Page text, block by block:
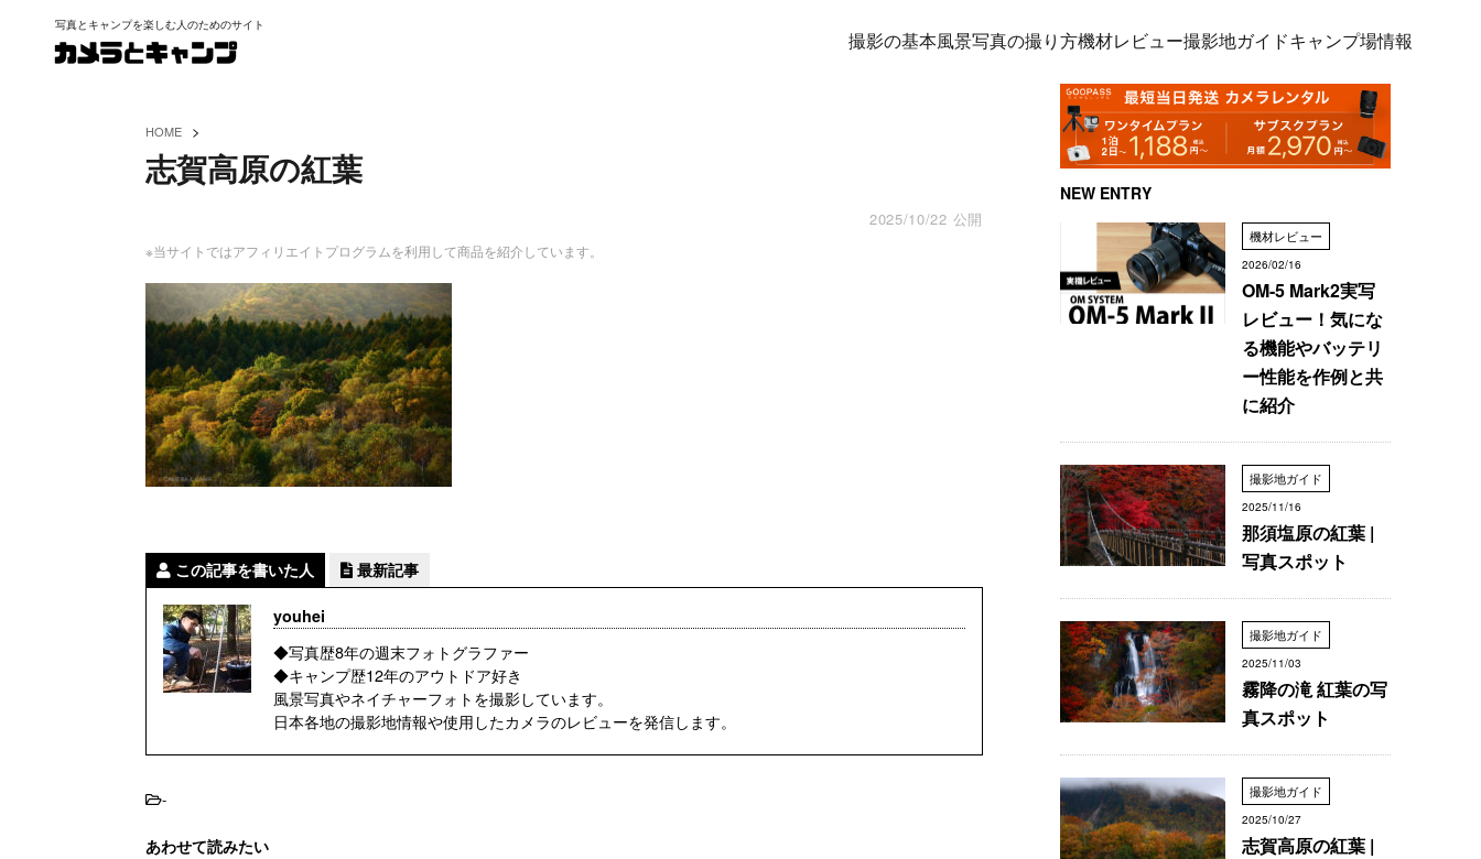
写真とキャンプを楽しむ人のためのサイト
撮影の基本風景写真の撮り方機材レビュー撮影地ガイドキャンプ場情報
HOME >
志賀高原の紅葉
2025/10/22 公開
※当サイトではアフィリエイトプログラムを利用して商品を紹介しています。
この記事を書いた人 最新記事
youhei
◆写真歴8年の週末フォトグラファー
◆キャンプ歴12年のアウトドア好き
風景写真やネイチャーフォトを撮影しています。
日本各地の撮影地情報や使用したカメラのレビューを発信します。
-
あわせて読みたい
NEW ENTRY
機材レビュー
2026/02/16
OM-5 Mark2実写
レビュー！気にな
る機能やバッテリ
ー性能を作例と共
に紹介
撮影地ガイド
2025/11/16
那須塩原の紅葉 |
写真スポット
撮影地ガイド
2025/11/03
霧降の滝 紅葉の写
真スポット
撮影地ガイド
2025/10/27
志賀高原の紅葉 |